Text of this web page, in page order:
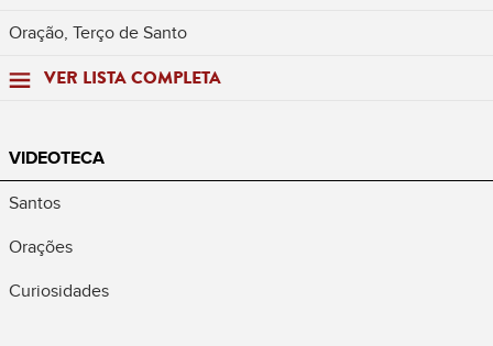
Oração, Terço de Santo
VER LISTA COMPLETA
VIDEOTECA
Santos
Orações
Curiosidades